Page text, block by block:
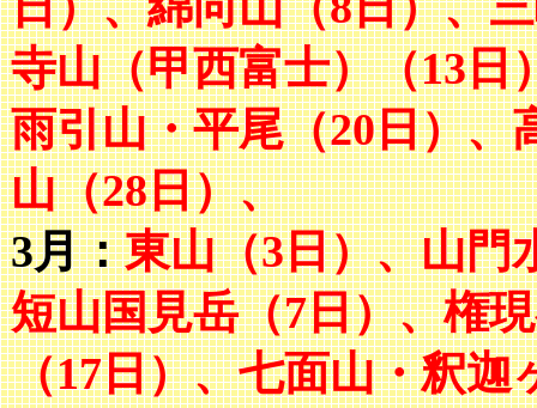
寺山（甲西富士）（13日
雨引山・平尾（20日）、
山（28日）、
3月：東山（3日）、山門
短山国見岳（7日）、権
（17日）、七面山・釈迦